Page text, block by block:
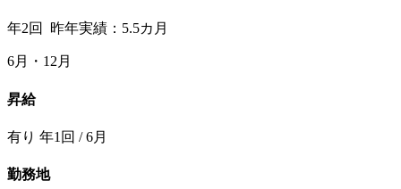
年2回 昨年実績：5.5カ月
6月・12月
昇給
有り 年1回 / 6月
勤務地